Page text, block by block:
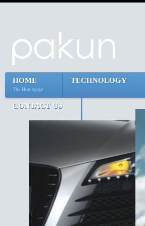
HOME
The Homepage
TECHNOLOGY
CONTACT US